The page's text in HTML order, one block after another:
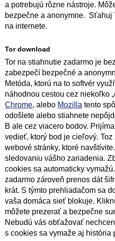
a potrebujú rôzne nástroje.
bezpečne a anonymne. Sťahuj
na internete.
Tor download
Tor na stiahnutie zadarmo je
zabezpečí bezpečné a
Metóda, ktorú na to softvér
náhodnou cestou cez niekoľko
Chrome, alebo Mozilla tento
odošlete alebo stiahnete
B ale cez viacero bodov.
vedieť, ktorý bod je cieľový.
webové stránky, ktoré
sledovaniu vášho zariadenia.
cookies sa automaticky
zadarmo zároveň prenos dát
krát. S týmto prehliadačom sa
vaša domáca sieť blokuje.
môžete prezerať a bezpečne
Nebudú vás obťažovať
s cookies sa vymaže aj história